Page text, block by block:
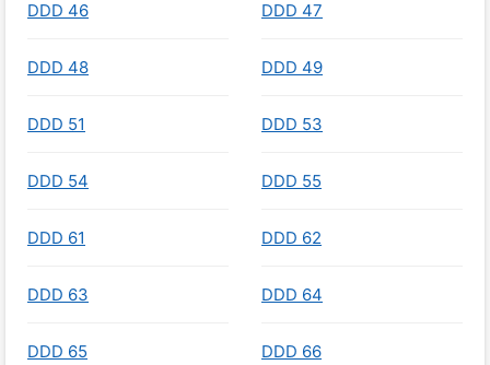
DDD 46 DDD 47
DDD 48 DDD 49
DDD 51 DDD 53
DDD 54 DDD 55
DDD 61 DDD 62
DDD 63 DDD 64
DDD 65 DDD 66